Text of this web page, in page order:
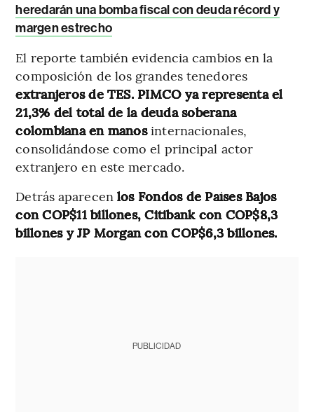
heredarán una bomba fiscal con deuda récord y
margen estrecho
El reporte también evidencia cambios en la
composición de los grandes tenedores
extranjeros de TES. PIMCO ya representa el
21,3% del total de la deuda soberana
colombiana en manosinternacionales,
consolidándose como el principal actor
extranjero en este mercado.
Detrás aparecen los Fondos de Países Bajos
con COP$11 billones, Citibank con COP$8,3
billones y JP Morgan con COP$6,3 billones.
PUBLICIDAD